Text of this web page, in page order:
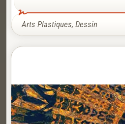
Arts Plastiques, Dessin